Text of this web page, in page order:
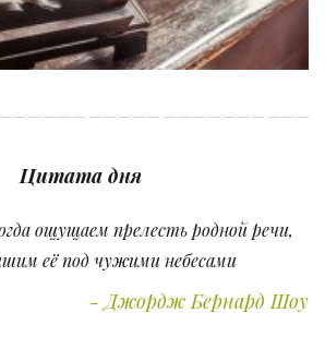
Цитата дня
ощущаем прелесть родной речи,
её под чужими небесами
Джордж Бернард Шоу